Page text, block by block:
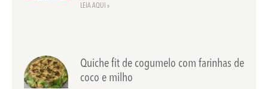
LEIA AQUI »
Quiche fit de cogumelo com farinhas de
coco e milho